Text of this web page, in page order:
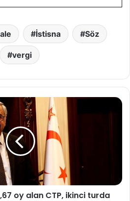
İstisna Söz
vergi
oy alan CTP, ikinci turda